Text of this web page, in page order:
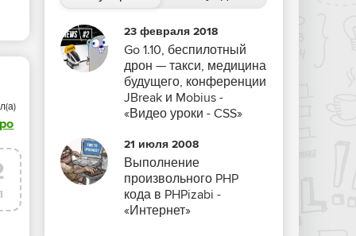
23 февраля 2018
Go 1.10, беспилотный
дрон — такси, медицина
будущего, конференции
JBreak и Mobius -
«Видео уроки - CSS»
21 июля 2008
Выполнение
произвольного PHP
кода в PHPizabi -
«Интернет»